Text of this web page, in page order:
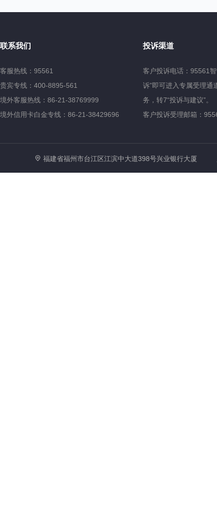
联系我们
客服热线：95561
贵宾专线：400-8895-561
境外客服热线：86-21-38769999
境外信用卡白金专线：86-21-38429696
投诉渠道
客户投诉电话：95561
诉”即可进入专属受理通
务，转7“投诉与建议”。
客户投诉受理邮箱：
福建省福州市台江区江滨中大道398号兴业银行大厦